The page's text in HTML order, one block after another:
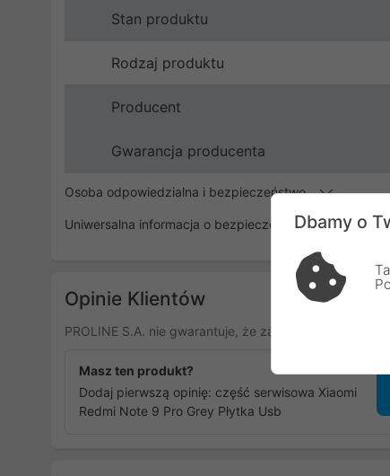
Stan produktu
Rodzaj produktu
Producent
Gwarancja producenta
Osoba odpowiedzialna i bezpieczeństwo
Uniwersalna informacja o bezpieczeństwie
Opinie Klientów
PROLINE S.A. nie gwarantuje, że zamieszczone
Masz ten produkt?
Dodaj pierwszą opinię: część serwisowa Xiaomi
Redmi Note 9 Pro Grey Płytka Usb
Dbamy o